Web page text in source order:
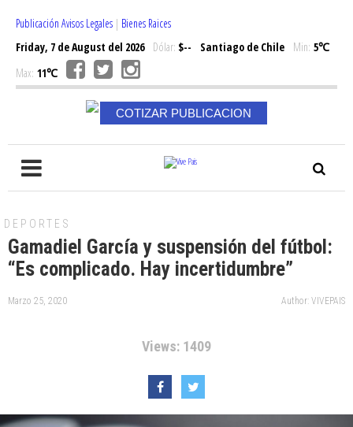
Publicación Avisos Legales | Bienes Raices
Friday, 7 de August del 2026Dólar: $-- Santiago de Chile Min: 5℃
Max: 11℃
COTIZAR PUBLICACION
DEPORTES
Gamadiel García y suspensión del fútbol:
“Es complicado. Hay incertidumbre”
Marzo 25, 2020 Author: VIVEPAIS
Views: 1409